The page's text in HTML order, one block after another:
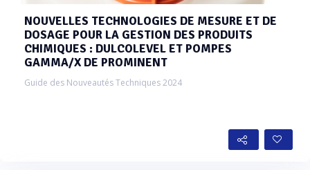
NOUVELLES TECHNOLOGIES DE MESURE ET DE
DOSAGE POUR LA GESTION DES PRODUITS
CHIMIQUES : DULCOLEVEL ET POMPES
GAMMA/X DE PROMINENT
Guide des Nouveautés Techniques 2024